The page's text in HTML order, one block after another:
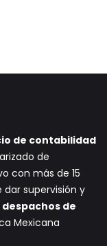
de contabilidad
de
con más de 15
supervisión y
despachos de
Mexicana